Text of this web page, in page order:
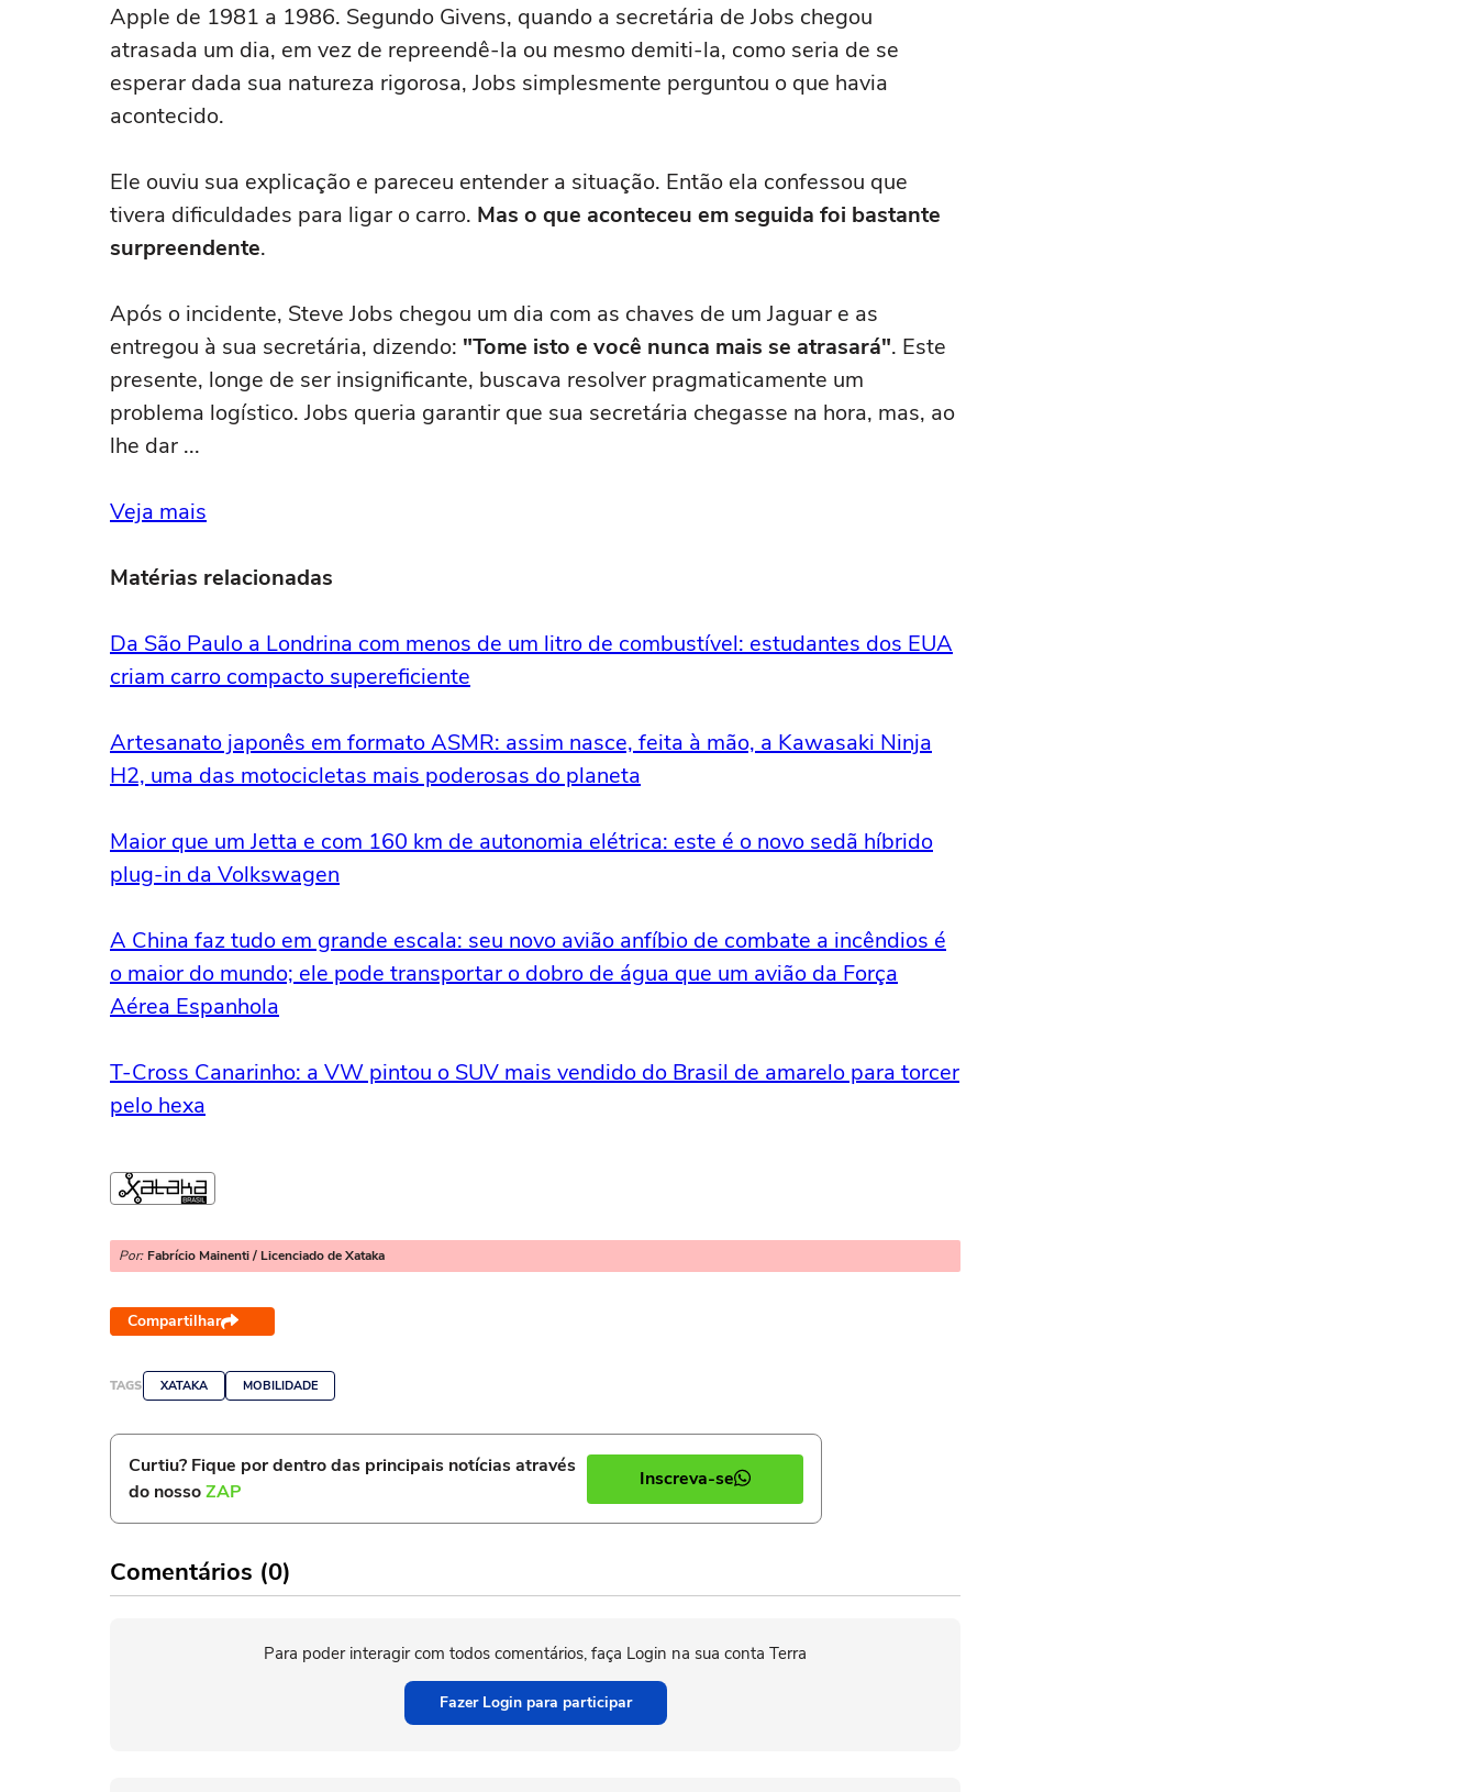
Apple de 1981 a 1986. Segundo Givens, quando a secretária de Jobs chegou
atrasada um dia, em vez de repreendê-la ou mesmo demiti-la, como seria de se
esperar dada sua natureza rigorosa, Jobs simplesmente perguntou o que havia
acontecido.
Ele ouviu sua explicação e pareceu entender a situação. Então ela confessou que
tivera dificuldades para ligar o carro. Mas o que aconteceu em seguida foi bastante
surpreendente.
Após o incidente, Steve Jobs chegou um dia com as chaves de um Jaguar e as
entregou à sua secretária, dizendo: "Tome isto e você nunca mais se atrasará". Este
presente, longe de ser insignificante, buscava resolver pragmaticamente um
problema logístico. Jobs queria garantir que sua secretária chegasse na hora, mas, ao
lhe dar ...
Veja mais
Matérias relacionadas
Da São Paulo a Londrina com menos de um litro de combustível: estudantes dos EUA
criam carro compacto supereficiente
Artesanato japonês em formato ASMR: assim nasce, feita à mão, a Kawasaki Ninja
H2, uma das motocicletas mais poderosas do planeta
Maior que um Jetta e com 160 km de autonomia elétrica: este é o novo sedã híbrido
plug-in da Volkswagen
A China faz tudo em grande escala: seu novo avião anfíbio de combate a incêndios é
o maior do mundo; ele pode transportar o dobro de água que um avião da Força
Aérea Espanhola
T-Cross Canarinho: a VW pintou o SUV mais vendido do Brasil de amarelo para torcer
pelo hexa
Por: Fabrício Mainenti / Licenciado de Xataka
Compartilhar
TAGS XATAKA MOBILIDADE
Curtiu? Fique por dentro das principais notícias através
do nossoZAP
Inscreva-se
Comentários (0)
Para poder interagir com todos comentários, faça Login na sua conta Terra
Fazer Login para participar